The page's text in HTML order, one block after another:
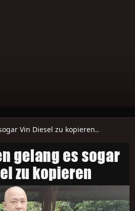
Vin Diesel zu kopieren..